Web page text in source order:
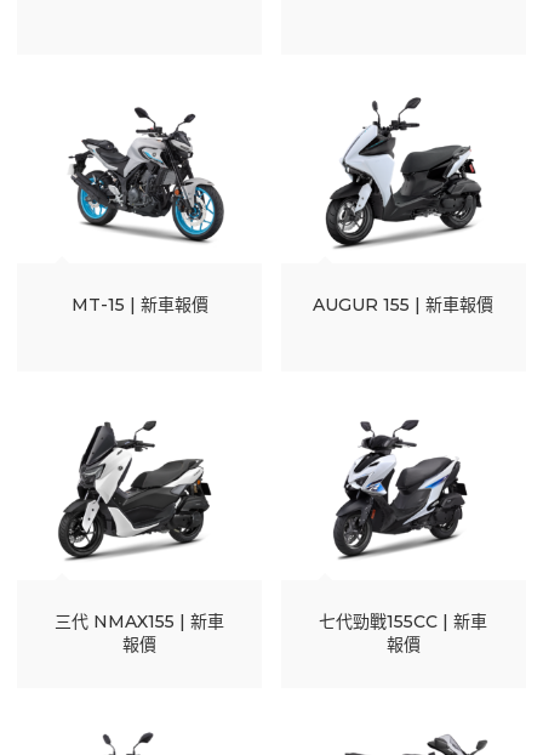
MT-15 | 新車報價 AUGUR 155 | 新車報價
三代 NMAX155 | 新車
報價
七代勁戰155CC | 新車
報價